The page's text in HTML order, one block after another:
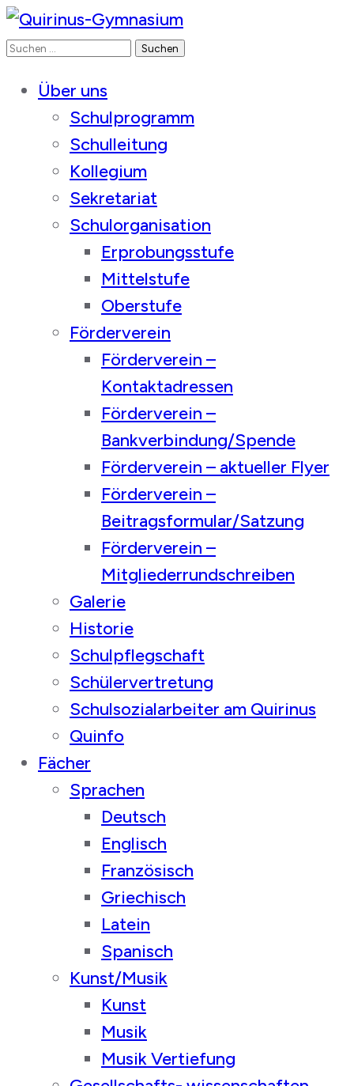
Quirinus-Gymnasium
Suchen
Über uns
Schulprogramm
Schulleitung
Kollegium
Sekretariat
Schulorganisation
Erprobungsstufe
Mittelstufe
Oberstufe
Förderverein
Förderverein –
Kontaktadressen
Förderverein –
Bankverbindung/Spende
Förderverein – aktueller Flyer
Förderverein –
Beitragsformular/Satzung
Förderverein –
Mitgliederrundschreiben
Galerie
Historie
Schulpflegschaft
Schülervertretung
Schulsozialarbeiter am Quirinus
Quinfo
Fächer
Sprachen
Deutsch
Englisch
Französisch
Griechisch
Latein
Spanisch
Kunst/Musik
Kunst
Musik
Musik Vertiefung